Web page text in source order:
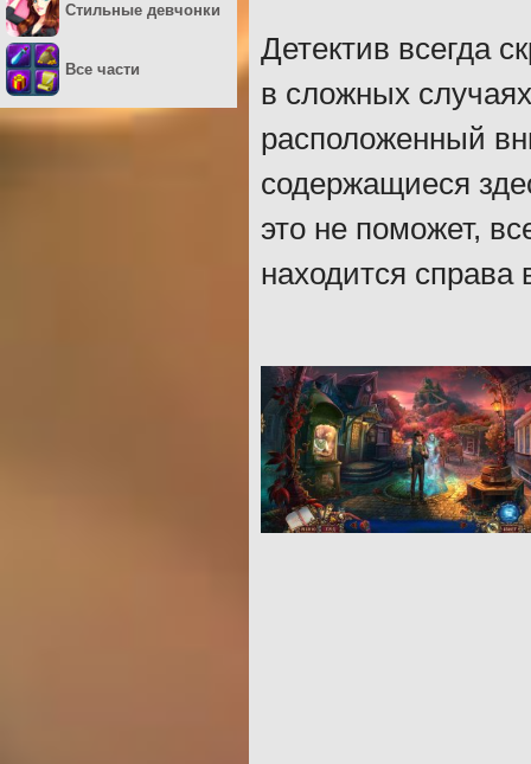
Детектив всегда
в сложных
расположенный
содержащиеся
это не поможет,
находится справа
Стильные девчонки
Все части